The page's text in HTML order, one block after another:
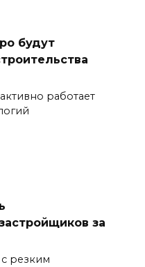
будут
работает
за
резким